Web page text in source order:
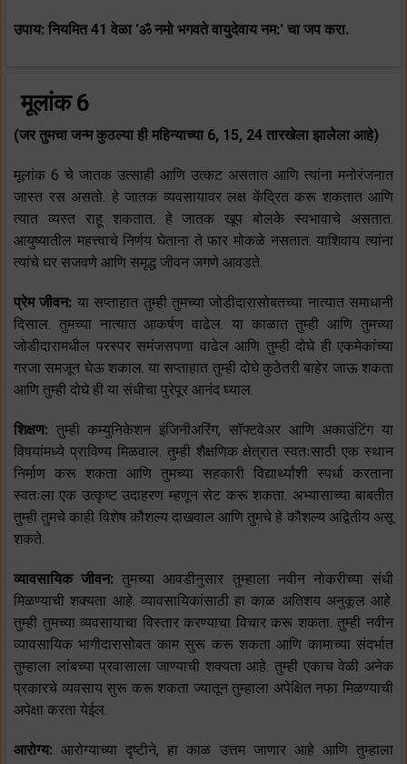
उपाय: नियमित 41 वेळा 'ॐ नमो भगवते वायुदेवाय नम:' चा जप करा.
मूलांक 6
(जर तुमचा जन्म कुठल्या ही महिन्याच्या 6, 15, 24 तारखेला झालेला आहे)
मूलांक 6 चे जातक उत्साही आणि उत्कट असतात आणि त्यांना मनोरंजनात
जास्त रस असतो. हे जातक व्यवसायावर लक्ष केंद्रित करू शकतात आणि
त्यात व्यस्त राहू शकतात. हे जातक खूप बोलके स्वभावाचे असतात.
आयुष्यातील महत्त्वाचे निर्णय घेताना ते फार मोकळे नसतात. याशिवाय त्यांना
त्यांचे घर सजवणे आणि समृद्ध जीवन जगणे आवडते.
प्रेम जीवन: या सप्ताहात तुम्ही तुमच्या जोडीदारासोबतच्या नात्यात समाधानी
दिसाल. तुमच्या नात्यात आकर्षण वाढेल. या काळात तुम्ही आणि तुमच्या
जोडीदारामधील परस्पर समंजसपणा वाढेल आणि तुम्ही दोघे ही एकमेकांच्या
गरजा समजून घेऊ शकाल. या सप्ताहात तुम्ही दोघे कुठेतरी बाहेर जाऊ शकता
आणि तुम्ही दोघे ही या संधीचा पुरेपूर आनंद घ्याल.
शिक्षण: तुम्ही कम्युनिकेशन इंजिनीअरिंग, सॉफ्टवेअर आणि अकाउंटिंग या
विषयांमध्ये प्राविण्य मिळवाल. तुम्ही शैक्षणिक क्षेत्रात स्वतःसाठी एक स्थान
निर्माण करू शकता आणि तुमच्या सहकारी विद्यार्थ्यांशी स्पर्धा करताना
स्वतःला एक उत्कृष्ट उदाहरण म्हणून सेट करू शकता. अभ्यासाच्या बाबतीत
तुम्ही तुमचे काही विशेष कौशल्य दाखवाल आणि तुमचे हे कौशल्य अद्वितीय असू
शकते.
व्यावसायिक जीवन:तुमच्या आवडीनुसार तुम्हाला नवीन नोकरीच्या संधी
मिळण्याची शक्यता आहे. व्यावसायिकांसाठी हा काळ अतिशय अनुकूल आहे.
तुम्ही तुमच्या व्यवसायाचा विस्तार करण्याचा विचार करू शकता. तुम्ही नवीन
व्यावसायिक भागीदारासोबत काम सुरू करू शकता आणि कामाच्या संदर्भात
तुम्हाला लांबच्या प्रवासाला जाण्याची शक्यता आहे. तुम्ही एकाच वेळी अनेक
प्रकारचे व्यवसाय सुरू करू शकता ज्यातून तुम्हाला अपेक्षित नफा मिळण्याची
अपेक्षा करता येईल.
आरोग्य:आरोग्याच्या दृष्टीने, हा काळ उत्तम जाणार आहे आणि तुम्हाला